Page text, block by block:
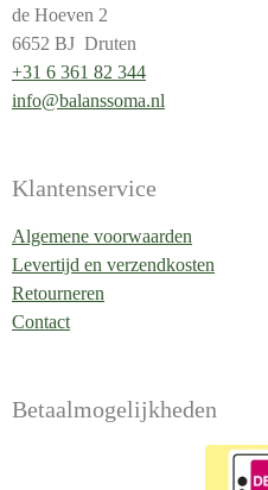
de Hoeven 2
6652 BJ Druten
+31 6 361 82 344
info@balanssoma.nl
Klantenservice
Algemene voorwaarden
Levertijd en verzendkosten
Retourneren
Contact
Betaalmogelijkheden